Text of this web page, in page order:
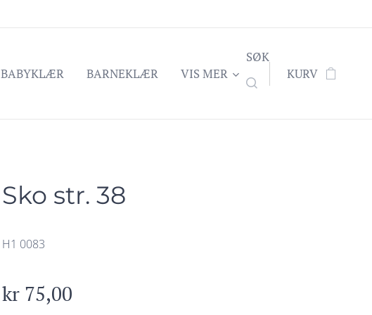
BABYKLÆR BARNEKLÆR VIS MER
SØK
KURV
Sko str. 38
H1 0083
kr 75,00